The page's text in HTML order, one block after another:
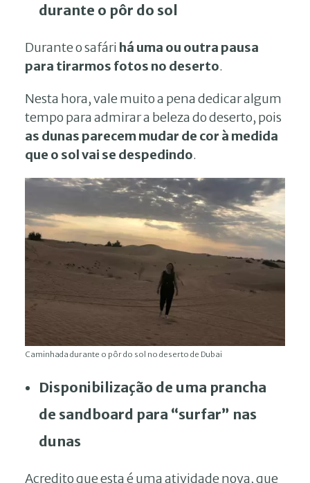
durante o pôr do sol
Durante o safári há uma ou outra pausa
para tirarmos fotos no deserto.
Nesta hora, vale muito a pena dedicar algum
tempo para admirar a beleza do deserto, pois
as dunas parecem mudar de cor à medida
que o sol vai se despedindo.
Caminhada durante o pôr do sol no deserto de Dubai
Disponibilização de uma prancha
de sandboard para “surfar” nas
dunas
Acredito que esta é uma atividade nova, que